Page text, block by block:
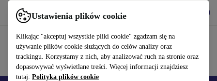
Ustawienia plików cookie
Klikając "akceptuj wszystkie pliki cookie" zgadzam się na
używanie plików cookie służących do celów analizy oraz
trackingu. Korzystamy z nich, aby analizować ruch na stronie oraz
dopasowywać wyświetlane treści. Więcej informacji znajdziesz
tutaj: Polityka plików cookie
Korzystaj z refurbed szybko i łatwo